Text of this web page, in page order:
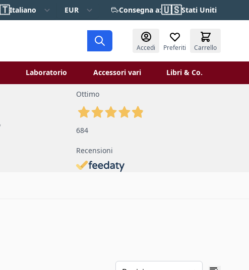
Italiano EUR Consegna a:🇺🇸Stati Uniti
Accedi Preferiti Carrello
for Restauro
Toggle submenu for Verniciatura
Laboratorio
Toggle submenu for Laboratorio
Accessori vari Libri & Co.
Ottimo
684
Recensioni